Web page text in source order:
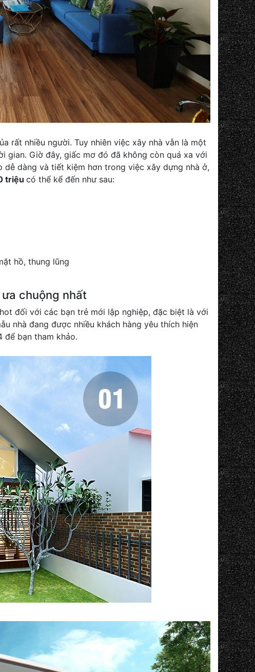
rất nhiều người. Tuy nhiên việc xây nhà vẫn là một
gian. Giờ đây, giấc mơ đó đã không còn quá xa với
dàng và tiết kiệm hơn trong việc xây dựng nhà ở,
triệu có thể kể đến như sau:
hồ, thung lũng
chuộng nhất
đối với các bạn trẻ mới lập nghiệp, đặc biệt là với
nhà đang được nhiều khách hàng yêu thích hiện
để bạn tham khảo.